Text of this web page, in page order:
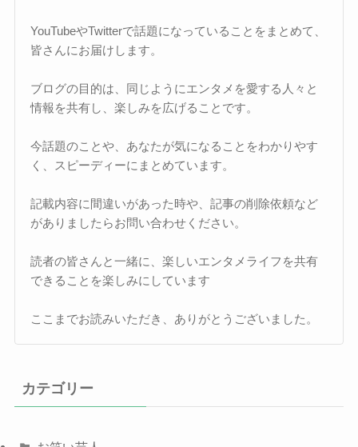
YouTubeやTwitterで話題になっていることをまとめて、
皆さんにお届けします。
ブログの目的は、同じようにエンタメを愛する人々と
情報を共有し、楽しみを広げることです。
今話題のことや、あなたが気になることをわかりやす
く、スピーディーにまとめています。
記載内容に間違いがあった時や、記事の削除依頼など
がありましたらお問い合わせください。
読者の皆さんと一緒に、楽しいエンタメライフを共有
できることを楽しみにしています
ここまでお読みいただき、ありがとうございました。
カテゴリー